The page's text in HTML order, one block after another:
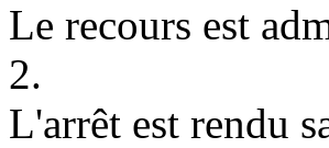
Le recours est
2.
L'arrêt est rendu